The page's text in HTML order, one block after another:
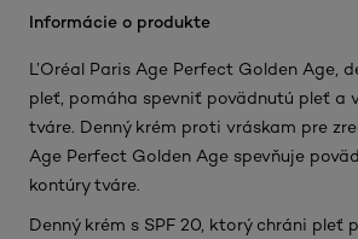
Informácie o produkte
L’Oréal Paris Age Perfect Golden Age,
pleť, pomáha spevniť povädnutú pleť a
tváre. Denný krém proti vráskam pre
Age Perfect Golden Age spevňuje
kontúry tváre.
Denný krém s SPF 20, ktorý chráni pleť